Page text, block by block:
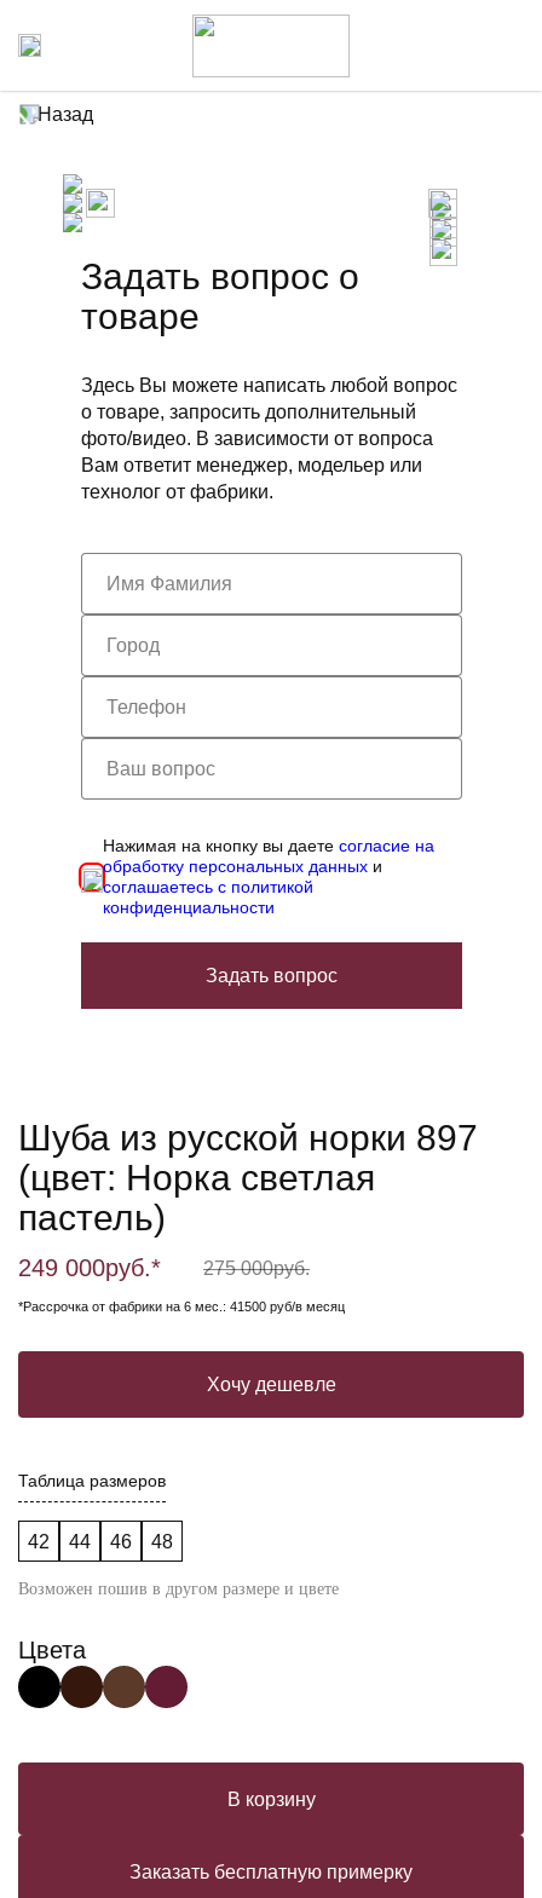
Назад
Задать вопрос о
товаре
Здесь Вы можете написать любой вопрос
о товаре, запросить дополнительный
фото/видео. В зависимости от вопроса
Вам ответит менеджер, модельер или
технолог от фабрики.
Нажимая на кнопку вы даетесогласие на
обработку персональных данных и
соглашаетесь с политикой
конфиденциальности
Задать вопрос
Шуба из русской норки 897
(цвет: Норка светлая
пастель)
249 000руб.* 275 000руб.
*Рассрочка от фабрики на 6 мес.: 41500 руб/в месяц
Хочу дешевле
Таблица размеров
42 44 46 48
Возможен пошив в другом размере и цвете
Цвета
В корзину
Заказать бесплатную примерку